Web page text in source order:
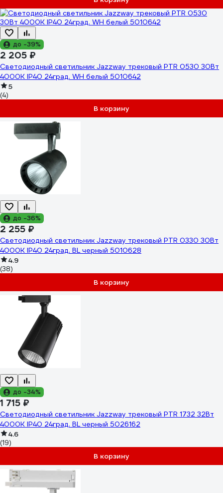
до -39%
2 205 ₽
Светодиодный светильник Jazzway трековый PTR 0530 30Вт
4000К IP40 24град. WH белый 5010642
5
(4)
В корзину
до -36%
2 255 ₽
Светодиодный светильник Jazzway трековый PTR 0330 30Вт
4000К IP40 24град. BL черный 5010628
4.9
(38)
В корзину
до -34%
1 715 ₽
Светодиодный светильник Jazzway трековый PTR 1732 32Вт
4000К IP40 24град. BL черный 5026162
4.6
(19)
В корзину